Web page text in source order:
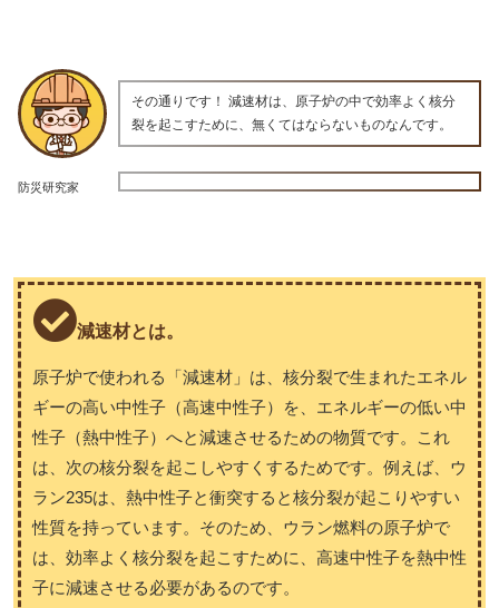
防災研究家
その通りです！ 減速材は、原子炉の中で効率よく核分
裂を起こすために、無くてはならないものなんです。
減速材とは。
原子炉で使われる「減速材」は、核分裂で生まれたエネル
ギーの高い中性子（高速中性子）を、エネルギーの低い中
性子（熱中性子）へと減速させるための物質です。これ
は、次の核分裂を起こしやすくするためです。例えば、ウ
ラン235は、熱中性子と衝突すると核分裂が起こりやすい
性質を持っています。そのため、ウラン燃料の原子炉で
は、効率よく核分裂を起こすために、高速中性子を熱中性
子に減速させる必要があるのです。